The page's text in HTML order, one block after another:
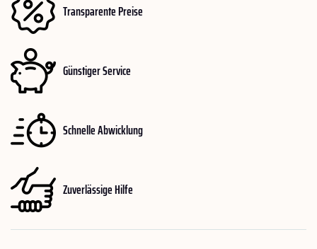
Transparente Preise
Günstiger Service
Schnelle Abwicklung
Zuverlässige Hilfe